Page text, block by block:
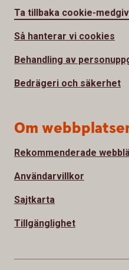
Ta tillbaka cookie-
Så hanterar vi cookies
Behandling av
Bedrägeri och säkerhet
Om
Rekommenderade
Användarvillkor
Sajtkarta
Tillgänglighet